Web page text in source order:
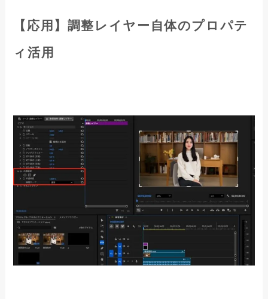
【応用】調整レイヤー自体のプロパテ
ィ活用